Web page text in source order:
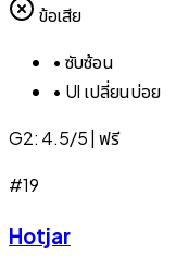
ข้อเสีย
• ซับซ้อน
• UI เปลี่ยนบ่อย
G2: 4.5/5| ฟรี
#19
Hotjar